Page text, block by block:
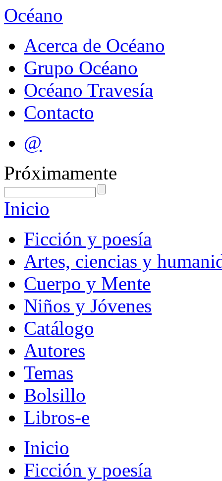
Océano
Acerca de Océano
Grupo Océano
Océano Travesía
Contacto
@
Próximamente
Inicio
Ficción y poesía
Artes, ciencias y
Cuerpo y Mente
Niños y Jóvenes
Catálogo
Autores
Temas
Bolsillo
Libros-e
Inicio
Ficción y poesía